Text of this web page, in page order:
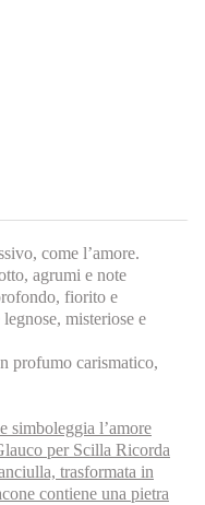
come l’amore.
agrumi e note
fiorito e
misteriose e
profumo carismatico,
simboleggia l’amore
per Scilla Ricorda
trasformata in
contiene una pietra